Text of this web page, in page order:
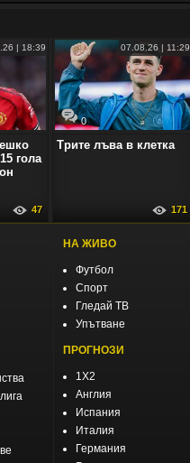
| 18:39
гола
47
0
07.08.26 | 11:29
Трите лъва в клетка
171
НА ЖИВО
Футбол
Спорт
Гледай ТВ
Упътване
ПРОГНОЗИ
1X2
Англия
Испания
Италия
Германия